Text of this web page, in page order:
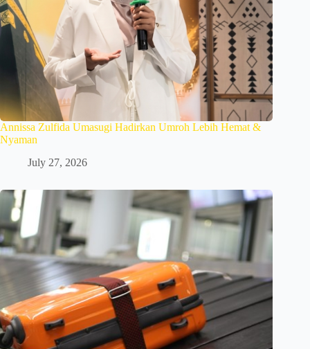
Annissa Zulfida Umasugi Hadirkan Umroh Lebih Hemat &
Nyaman
July 27, 2026